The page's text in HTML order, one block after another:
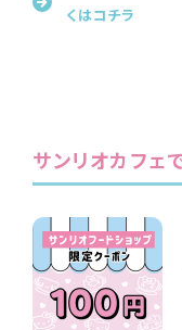
くはコチラ
サンリオカフェ